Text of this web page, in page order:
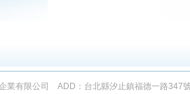
企業有限公司 ADD：台北縣汐止鎮福德一路